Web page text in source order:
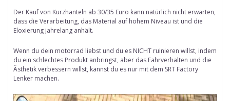
Der Kauf von Kurzhanteln ab 30/35 Euro kann natürlich nicht erwarten,
dass die Verarbeitung, das Material auf hohem Niveau ist und die
Eloxierung jahrelang anhält.
Wenn du dein motorrad liebst und du es NICHT ruinieren willst, indem
du ein schlechtes Produkt anbringst, aber das Fahrverhalten und die
Ästhetik verbessern willst, kannst du es nur mit dem SRT Factory
Lenker machen.